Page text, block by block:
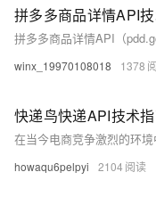
拼多多商品详情API
winx_19970108018 1378
howaqu6pelpyi 2104